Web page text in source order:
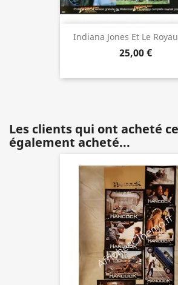
Indiana Jones Et Le
25,00 €
Les clients qui ont acheté
également acheté...